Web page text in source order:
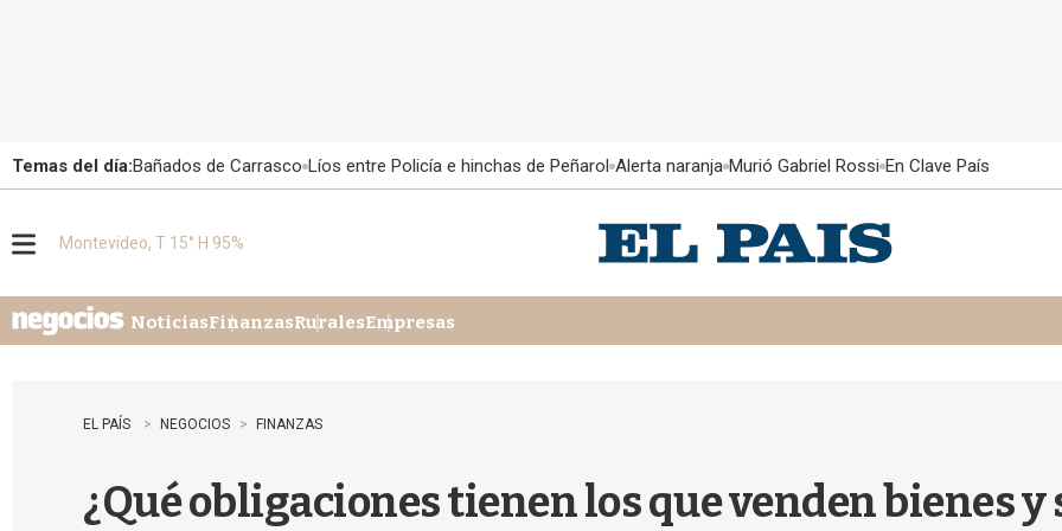
Temas del día:Bañados de Carrasco Líos entre Policía e hinchas de Peñarol Alerta naranja Murió Gabriel Rossi En Clave País
u
Montevideo, T 15° H 95%
NoticiasFinanzasRuralesEmpresas
EL PAÍS NEGOCIOS FINANZAS
¿Qué obligaciones tienen los que venden bienes y